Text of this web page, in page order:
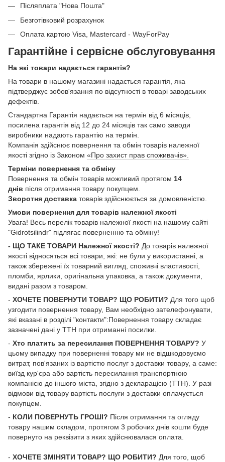
Післяплата "Нова Пошта"
Безготівковий розрахунок
Оплата картою Visa, Mastercard - WayForPay
Гарантійне і сервісне обслуговування
На які товари надається гарантія?
На товари в нашому магазині надається гарантія, яка
підтверджує зобов'язання по відсутності в товарі заводських
дефектів.
Стандартна Гарантія надається на термін від 6 місяців,
посилена гарантія від 12 до 24 місяців так само заводи
виробники надають гарантію на термін.
Компанія здійснює повернення та обмін товарів належної
якості згідно із Законом «Про захист прав споживачів».
Терміни повернення та обміну
Повернення та обмін товарів можливий протягом 14
днів після отримання товару покупцем.
Зворотня доставка товарів здійснюється за домовленістю.
Умови повернення для товарів належної якості
Увага! Весь перелік товарів належної якості на нашому сайті
"Gidrotsilindr" підлягає поверненню та обміну!
- ЩО ТАКЕ ТОВАРИ Належної якості? До товарів належної
якості відносяться всі товари, які: не були у використанні, а
також збережені їх товарний вигляд, споживчі властивості,
пломби, ярлики, оригінальна упаковка, а також документи,
видані разом з товаром.
- ХОЧЕТЕ ПОВЕРНУТИ ТОВАР? ЩО РОБИТИ? Для того щоб
узгодити повернення товару, Вам необхідно зателефонувати,
які вказані в розділі "контакти":Повернення товару складає
зазначені дані у ТТН при отриманні посилки.
- Хто платить за пересилання ПОВЕРНЕННЯ ТОВАРУ? У
цьому випадку при поверненні товару ми не відшкодовуємо
витрат, пов'язаних із вартістю послуг з доставки товару, а саме:
виїзд кур'єра або вартість пересилання транспортною
компанією до іншого міста, згідно з декларацією (ТТН). У разі
відмови від товару вартість послуги з доставки оплачується
покупцем.
- КОЛИ ПОВЕРНУТЬ ГРОШІ? Після отримання та огляду
товару нашим складом, протягом 3 робочих днів кошти буде
повернуто на реквізити з яких здійснювалася оплата.
- ХОЧЕТЕ ЗМІНЯТИ ТОВАР? ЩО РОБИТИ? Для того, щоб